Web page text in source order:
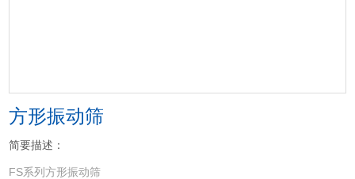
方形振动筛
简要描述：
FS系列方形振动筛